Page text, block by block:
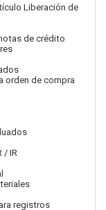
Liberación de
de crédito
orden de compra
/ IR
registros